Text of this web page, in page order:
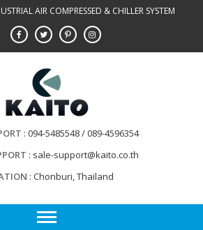
AIR COMPRESSED & CHILLER SYSTEM
094-5485548 / 089-4596354
sale-support@kaito.co.th
Chonburi, Thailand